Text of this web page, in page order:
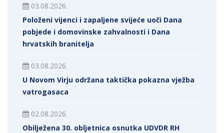
03.08.2026.
Položeni vijenci i zapaljene svijeće uoči Dana
pobjede i domovinske zahvalnosti i Dana
hrvatskih branitelja
03.08.2026.
U Novom Virju održana taktička pokazna vježba
vatrogasaca
02.08.2026.
Obilježena 30. obljetnica osnutka UDVDR RH